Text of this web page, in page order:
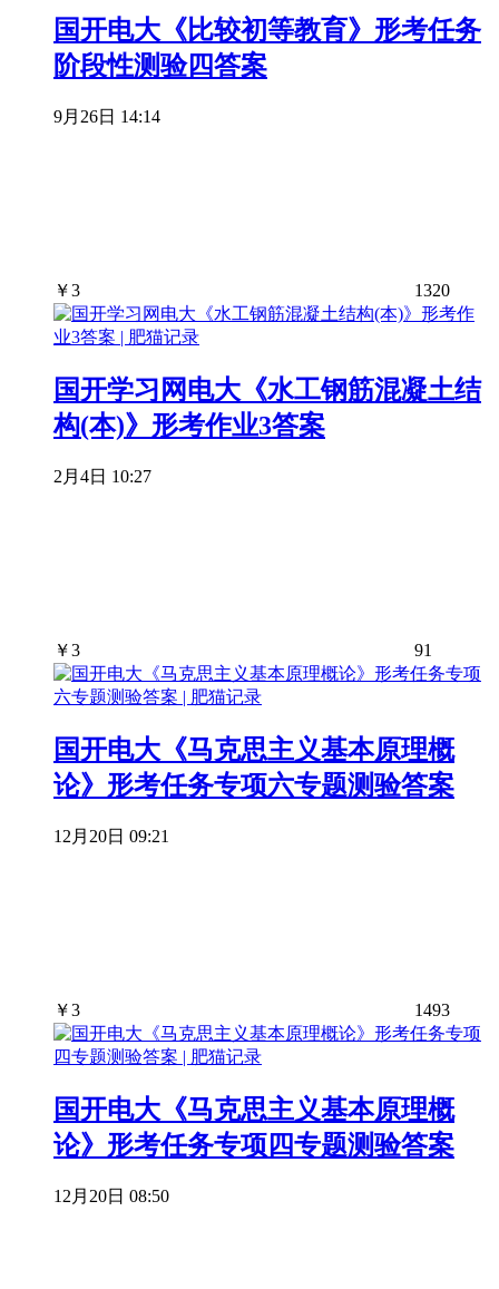
国开电大《比较初等教育》形考任务
阶段性测验四答案
9月26日 14:14
￥3 1320
国开学习网电大《水工钢筋混凝土结
构(本)》形考作业3答案
2月4日 10:27
￥3 91
国开电大《马克思主义基本原理概
论》形考任务专项六专题测验答案
12月20日 09:21
￥3 1493
国开电大《马克思主义基本原理概
论》形考任务专项四专题测验答案
12月20日 08:50